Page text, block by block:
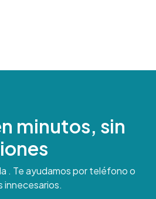
minutos, sin
. Te ayudamos por teléfono o
innecesarios.